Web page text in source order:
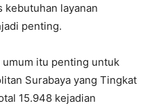
kebutuhan layanan
penting.
umum itu penting untuk
Surabaya yang Tingkat
15.948 kejadian